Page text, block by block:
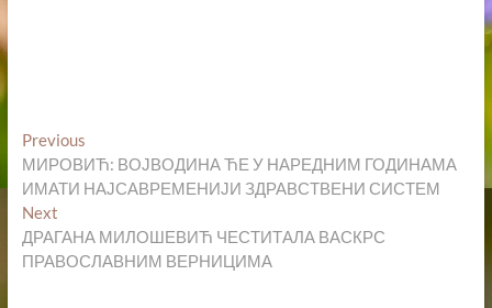
Кретање
чланка
PreviousPrevious
post:
МИРОВИЋ: ВОЈВОДИНА ЋЕ У НАРЕДНИМ ГОДИНАМА
ИМАТИ НАЈСАВРЕМЕНИЈИ ЗДРАВСТВЕНИ СИСТЕМ
NextNext
post:
ДРАГАНА МИЛОШЕВИЋ ЧЕСТИТАЛА ВАСКРС
ПРАВОСЛАВНИМ ВЕРНИЦИМА